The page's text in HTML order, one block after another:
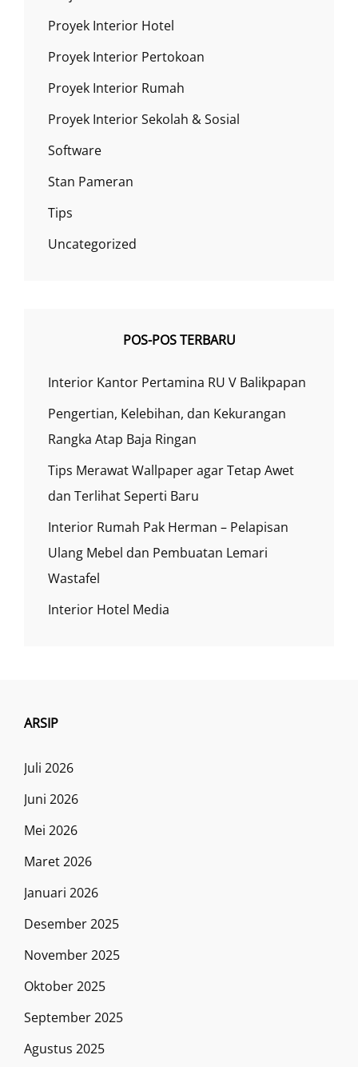
Proyek Interior Hotel
Proyek Interior Pertokoan
Proyek Interior Rumah
Proyek Interior Sekolah & Sosial
Software
Stan Pameran
Tips
Uncategorized
POS-POS TERBARU
Interior Kantor Pertamina RU V Balikpapan
Pengertian, Kelebihan, dan Kekurangan
Rangka Atap Baja Ringan
Tips Merawat Wallpaper agar Tetap Awet
dan Terlihat Seperti Baru
Interior Rumah Pak Herman – Pelapisan
Ulang Mebel dan Pembuatan Lemari
Wastafel
Interior Hotel Media
ARSIP
Juli 2026
Juni 2026
Mei 2026
Maret 2026
Januari 2026
Desember 2025
November 2025
Oktober 2025
September 2025
Agustus 2025